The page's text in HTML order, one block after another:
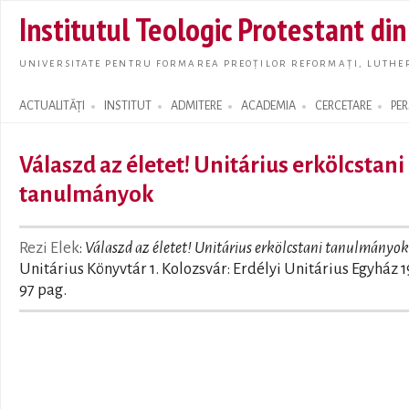
main
Institutul Teologic Protestant
UNIVERSITATE PENTRU FORMAREA PREOȚILOR REFORMAȚI,
ACTUALITĂȚI INSTITUT ADMITERE ACADEMIA CERCETARE
Search form
Válaszd az életet! Unitárius erkölcstani
tanulmányok
Rezi Elek: Válaszd az életet! Unitárius erkölcstani tanulmányok
Unitárius Könyvtár 1. Kolozsvár: Erdélyi Unitárius Egyház
97 pag.